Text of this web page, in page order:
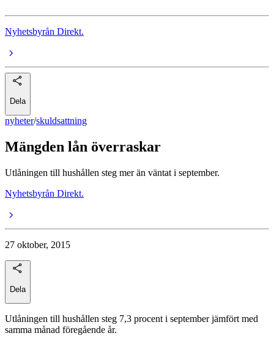
Nyhetsbyrån Direkt.
Dela
nyheter/skuldsattning
Mängden lån överraskar
Utlåningen till hushållen steg mer än väntat i september.
Nyhetsbyrån Direkt.
27 oktober, 2015
Dela
Utlåningen till hushållen steg 7,3 procent i september jämfört med
samma månad föregående år.